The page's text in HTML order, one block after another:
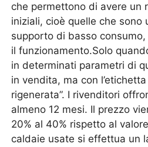
che permettono di avere un
iniziali, cioè quelle che sono
supporto di basso
il funzionamento.Solo
in determinati parametri di
in vendita, ma con
rigenerata”. I rivenditori
almeno 12 mesi. Il prezzo
20% al 40% rispetto al
caldaie usate si effettua un